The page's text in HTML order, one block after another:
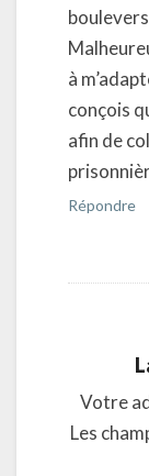
à
conçois
afin de
Répondre
Votre
Les